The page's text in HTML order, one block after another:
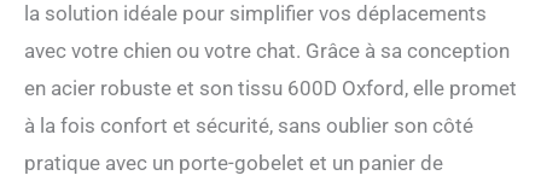
la solution idéale pour simplifier vos déplacements
avec votre chien ou votre chat. Grâce à sa conception
en acier robuste et son tissu 600D Oxford, elle promet
à la fois confort et sécurité, sans oublier son côté
pratique avec un porte-gobelet et un panier de